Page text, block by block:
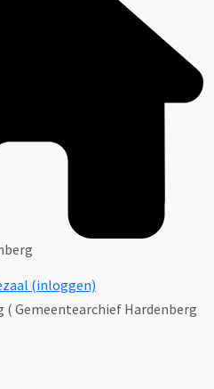
(inloggen)
( Gemeentearchief Hardenberg